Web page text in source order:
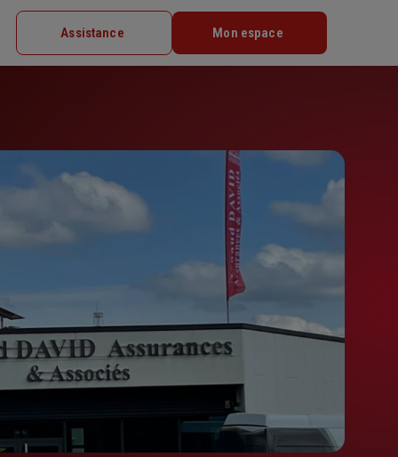
Assistance Mon espace